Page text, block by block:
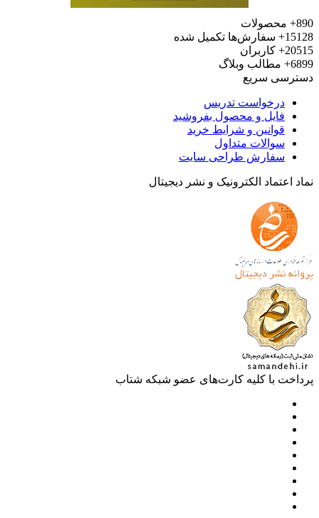
محصولات
سفارش‌ها تکمیل شده
کاربران
مطالب وبلاگ
سریع
درخواست تدریس
فایل و محصول بفروشید
قوانین و شرایط خرید
سوالات متداول
سفارش طراحی سایت
اعتماد الکترونیک و نشر دیجیتال
با کلیه کارت‌های عضو شبکه شتاب